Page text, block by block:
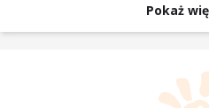
Pokaż